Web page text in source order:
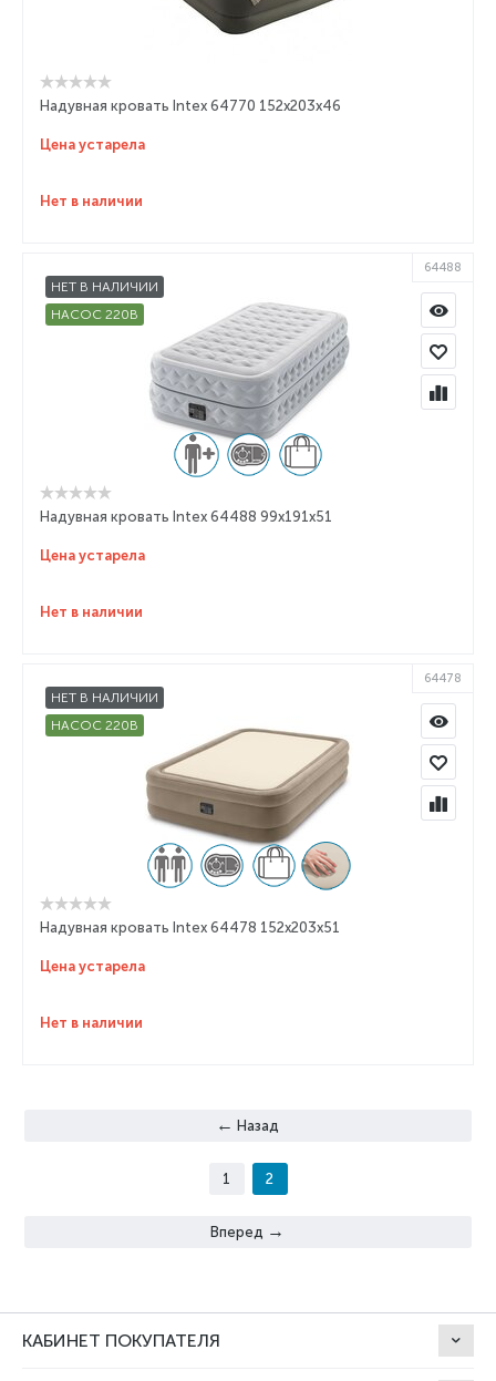
Надувная кровать Intex 64770 152x203x46
Цена устарела
Нет в наличии
НЕТ В НАЛИЧИИ
НАСОС 220В
64488
Надувная кровать Intex 64488 99х191х51
Цена устарела
Нет в наличии
НЕТ В НАЛИЧИИ
НАСОС 220В
64478
Надувная кровать Intex 64478 152x203x51
Цена устарела
Нет в наличии
Назад
1 2
Вперед
КАБИНЕТ ПОКУПАТЕЛЯ